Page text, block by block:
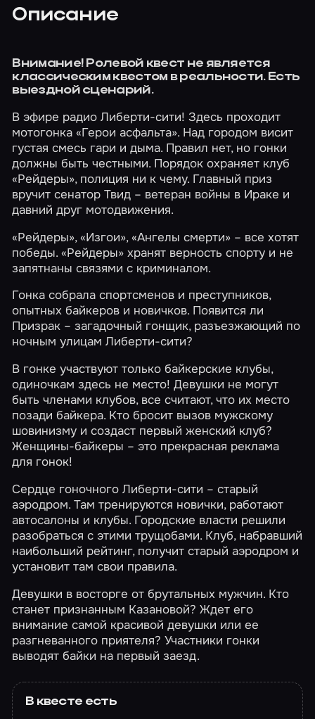
Описание
Внимание! Ролевой квест не является
классическим квестом в реальности. Есть
выездной сценарий.
В эфире радио Либерти-сити! Здесь проходит
мотогонка «Герои асфальта». Над городом висит
густая смесь гари и дыма. Правил нет, но гонки
должны быть честными. Порядок охраняет клуб
«Рейдеры», полиция ни к чему. Главный приз
вручит сенатор Твид – ветеран войны в Ираке и
давний друг мотодвижения.
«Рейдеры», «Изгои», «Ангелы смерти» – все хотят
победы. «Рейдеры» хранят верность спорту и не
запятнаны связями с криминалом.
Гонка собрала спортсменов и преступников,
опытных байкеров и новичков. Появится ли
Призрак – загадочный гонщик, разъезжающий по
ночным улицам Либерти-сити?
В гонке участвуют только байкерские клубы,
одиночкам здесь не место! Девушки не могут
быть членами клубов, все считают, что их место
позади байкера. Кто бросит вызов мужскому
шовинизму и создаст первый женский клуб?
Женщины-байкеры – это прекрасная реклама
для гонок!
Сердце гоночного Либерти-сити – старый
аэродром. Там тренируются новички, работают
автосалоны и клубы. Городские власти решили
разобраться с этими трущобами. Клуб, набравший
наибольший рейтинг, получит старый аэродром и
установит там свои правила.
Девушки в восторге от брутальных мужчин. Кто
станет признанным Казановой? Ждет его
внимание самой красивой девушки или ее
разгневанного приятеля? Участники гонки
выводят байки на первый заезд.
В квесте есть